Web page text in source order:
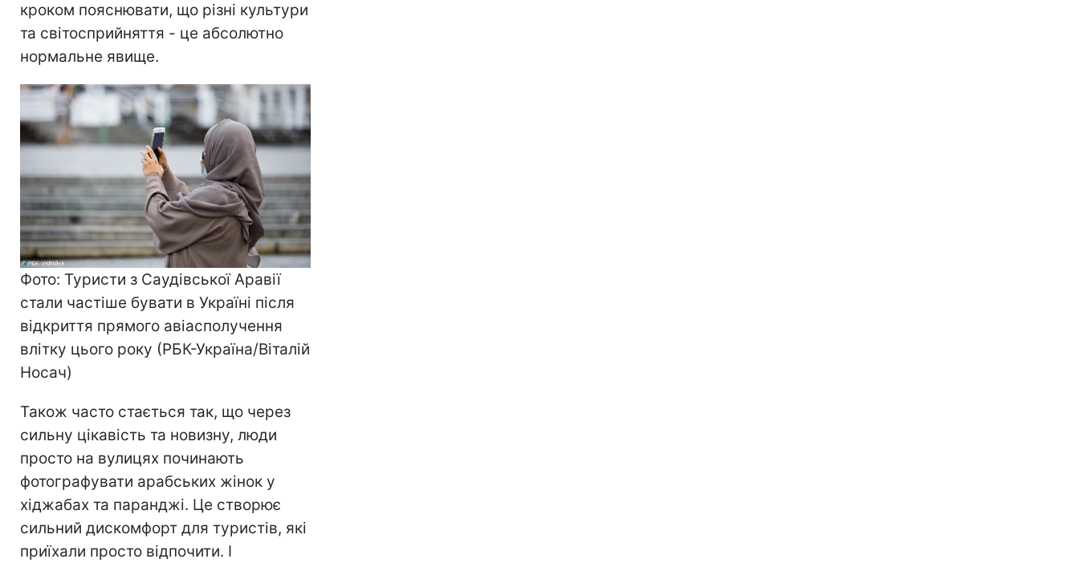
кроком пояснювати, що різні культури
та світосприйняття - це абсолютно
нормальне явище.
Фото: Туристи з Саудівської Аравії
стали частіше бувати в Україні після
відкриття прямого авіасполучення
влітку цього року (РБК-Україна/Віталій
Носач)
Також часто стається так, що через
сильну цікавість та новизну, люди
просто на вулицях починають
фотографувати арабських жінок у
хіджабах та паранджі. Це створює
сильний дискомфорт для туристів, які
приїхали просто відпочити. І